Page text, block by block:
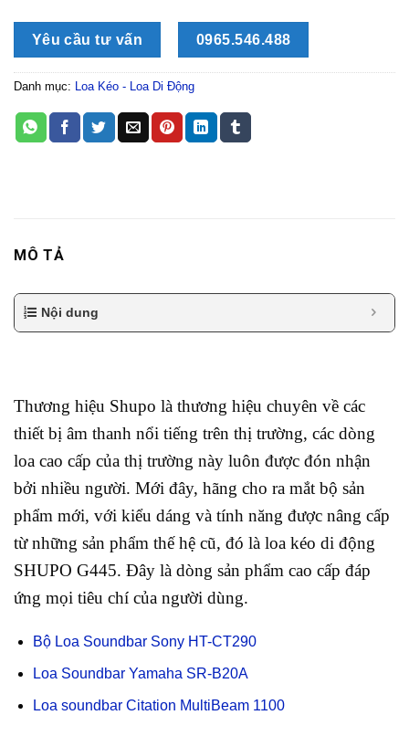
Yêu cầu tư vấn 0965.546.488
Danh mục: Loa Kéo - Loa Di Động
MÔ TẢ
Nội dung
Thương hiệu Shupo là thương hiệu chuyên về các
thiết bị âm thanh nổi tiếng trên thị trường, các dòng
loa cao cấp của thị trường này luôn được đón nhận
bởi nhiều người. Mới đây, hãng cho ra mắt bộ sản
phẩm mới, với kiểu dáng và tính năng được nâng cấp
từ những sản phẩm thế hệ cũ, đó là loa kéo di động
SHUPO G445. Đây là dòng sản phẩm cao cấp đáp
ứng mọi tiêu chí của người dùng.
Bộ Loa Soundbar Sony HT-CT290
Loa Soundbar Yamaha SR-B20A
Loa soundbar Citation MultiBeam 1100